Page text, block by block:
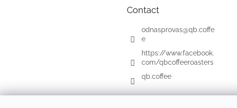
Contact
odnasprovas@qb.coffe
e
https://www.facebook.
com/qbcoffeeroasters
qb.coffee